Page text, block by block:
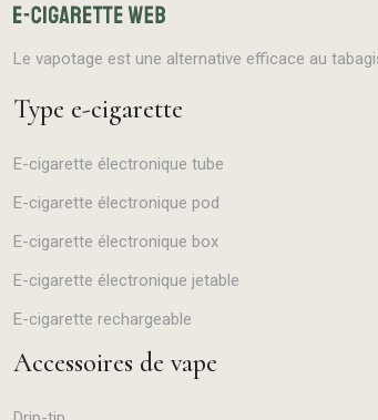
Le vapotage est une alternative efficace au
Type e-cigarette
E-cigarette électronique tube
E-cigarette électronique pod
E-cigarette électronique box
E-cigarette électronique jetable
E-cigarette rechargeable
Accessoires de vape